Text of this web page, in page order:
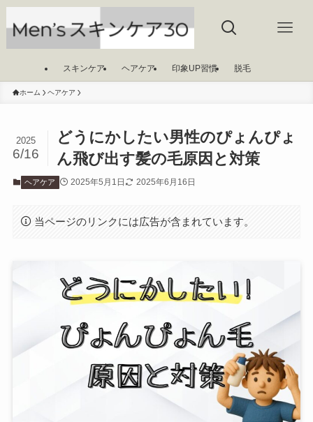
スキンケア ヘアケア 印象UP習慣 脱毛
ホーム ヘアケア
どうにかしたい男性のぴょんぴょ
ん飛び出す髪の毛原因と対策
2025
6/16
ヘアケア 2025年5月1日 2025年6月16日
当ページのリンクには広告が含まれています。